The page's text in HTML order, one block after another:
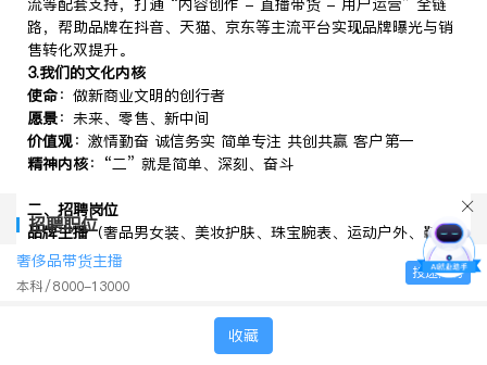
流等配套支持，打通 “内容创作 - 直播带货 - 用户运营” 全链
路，帮助品牌在抖音、天猫、京东等主流平台实现品牌曝光与销
售转化双提升。
3.我们的文化内核
使命：做新商业文明的创行者
愿景：未来、零售、新中间
价值观：激情勤奋 诚信务实 简单专注 共创共赢 客户第一
精神内核：“二” 就是简单、深刻、奋斗
二、招聘岗位
品牌主播（奢品男女装、美妆护肤、珠宝腕表、运动户外、鞋履
箱包方向）
工作职责：
互动，演示产品特点、使用方法，专业解答观众咨询；
2.结合品牌调性与产品卖点进行直播推荐，引导观众下单，为观
招聘职位
奢侈品带货主播
本科 8000-13000
投递简历
收藏